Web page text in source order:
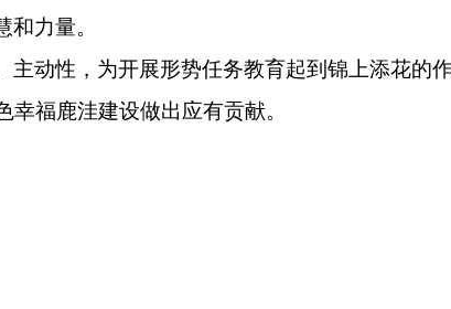
力量。
动性，为开展形势任务教育起到锦上添花的
福鹿洼建设做出应有贡献。